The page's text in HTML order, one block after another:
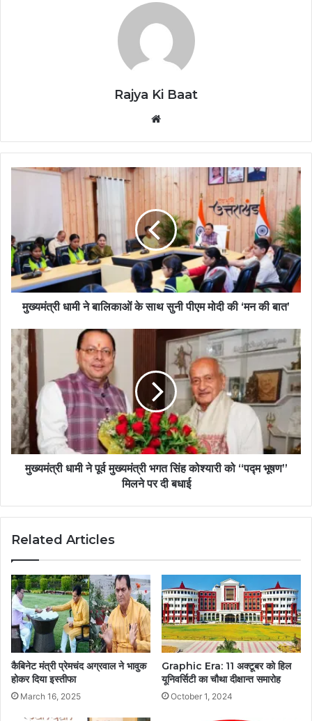
Rajya Ki Baat
मुख्यमंत्री धामी ने बालिकाओं के साथ सुनी पीएम मोदी की ‘मन की बात’
मुख्यमंत्री धामी ने पूर्व मुख्यमंत्री भगत सिंह कोश्यारी को “पद्म भूषण”
मिलने पर दी बधाई
Related Articles
कैबिनेट मंत्री प्रेमचंद अग्रवाल ने भावुक
होकर दिया इस्तीफा
March 16, 2025
Graphic Era: 11 अक्टूबर को हिल
यूनिवर्सिटी का चौथा दीक्षान्त समारोह
October 1, 2024